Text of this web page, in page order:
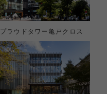
プラウドタワー亀戸クロス